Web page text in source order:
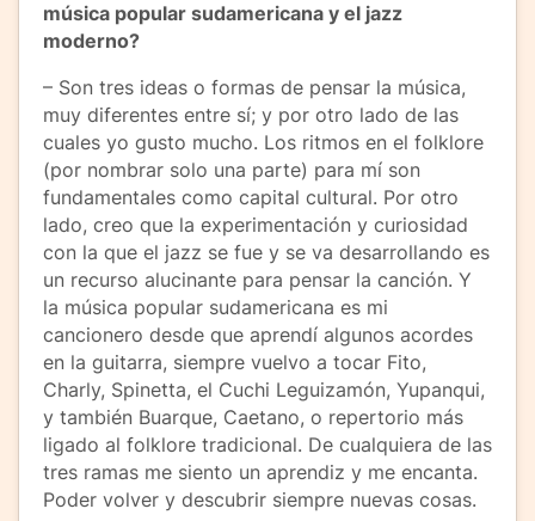
música popular sudamericana y el jazz
moderno?
– Son tres ideas o formas de pensar la música,
muy diferentes entre sí; y por otro lado de las
cuales yo gusto mucho. Los ritmos en el folklore
(por nombrar solo una parte) para mí son
fundamentales como capital cultural. Por otro
lado, creo que la experimentación y curiosidad
con la que el jazz se fue y se va desarrollando es
un recurso alucinante para pensar la canción. Y
la música popular sudamericana es mi
cancionero desde que aprendí algunos acordes
en la guitarra, siempre vuelvo a tocar Fito,
Charly, Spinetta, el Cuchi Leguizamón, Yupanqui,
y también Buarque, Caetano, o repertorio más
ligado al folklore tradicional. De cualquiera de las
tres ramas me siento un aprendiz y me encanta.
Poder volver y descubrir siempre nuevas cosas.